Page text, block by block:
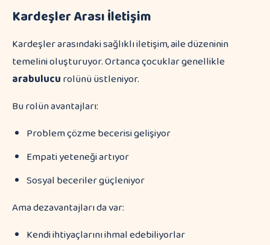
Kardeşler Arası İletişim
Kardeşler arasındaki sağlıklı iletişim, aile düzeninin
temelini oluşturuyor. Ortanca çocuklar genellikle
arabulucurolünü üstleniyor.
Bu rolün avantajları:
Problem çözme becerisi gelişiyor
Empati yeteneği artıyor
Sosyal beceriler güçleniyor
Ama dezavantajları da var:
Kendi ihtiyaçlarını ihmal edebiliyorlar